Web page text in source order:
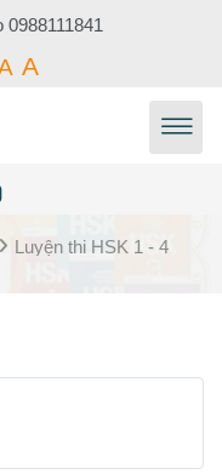
0988111841
A
Luyện thi HSK 1 - 4